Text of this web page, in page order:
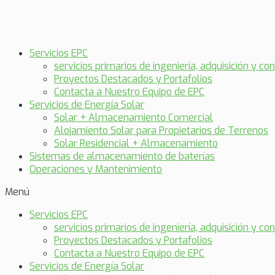
Servicios EPC
servicios primarios de ingeniería, adquisición y
Proyectos Destacados y Portafolios
Contacta a Nuestro Equipo de EPC
Servicios de Energía Solar
Solar + Almacenamiento Comercial
Alojamiento Solar para Propietarios de Terrenos
Solar Residencial + Almacenamiento
Sistemas de almacenamiento de baterías
Operaciones y Mantenimiento
Menú
Servicios EPC
servicios primarios de ingeniería, adquisición y
Proyectos Destacados y Portafolios
Contacta a Nuestro Equipo de EPC
Servicios de Energía Solar